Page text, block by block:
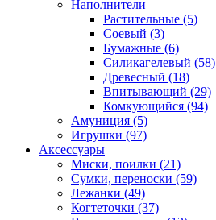
Наполнители
Растительные (5)
Соевый (3)
Бумажные (6)
Силикагелевый (58)
Древесный (18)
Впитывающий (29)
Комкующийся (94)
Амуниция (5)
Игрушки (97)
Аксессуары
Миски, поилки (21)
Сумки, переноски (59)
Лежанки (49)
Когтеточки (37)